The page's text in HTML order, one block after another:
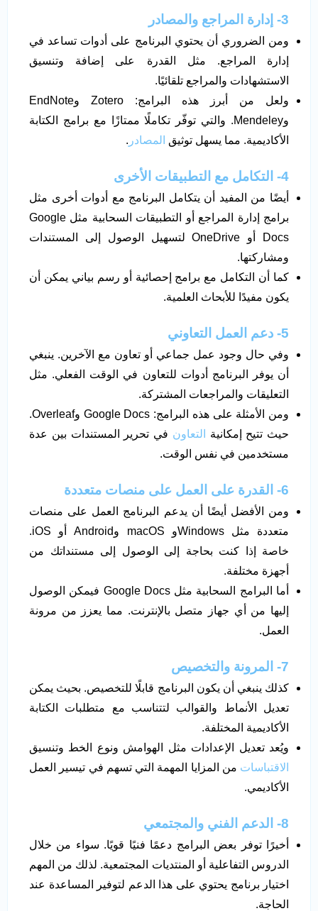
3- إدارة المراجع والمصادر
ومن الضروري أن يحتوي البرنامج على أدوات تساعد في
إدارة المراجع. مثل القدرة على إضافة وتنسيق
الاستشهادات والمراجع تلقائيًا.
ولعل من أبرز هذه البرامج: Zotero وEndNote
وMendeley. والتي توفّر تكاملًا ممتازًا مع برامج الكتابة
الأكاديمية. مما يسهل توثيق المصادر .
4- التكامل مع التطبيقات الأخرى
أيضًا من المفيد أن يتكامل البرنامج مع أدوات أخرى مثل
برامج إدارة المراجع أو التطبيقات السحابية مثل Google
Docs أو OneDrive لتسهيل الوصول إلى المستندات
ومشاركتها.
كما أن التكامل مع برامج إحصائية أو رسم بياني يمكن أن
يكون مفيدًا للأبحاث العلمية.
5- دعم العمل التعاوني
وفي حال وجود عمل جماعي أو تعاون مع الآخرين. ينبغي
أن يوفر البرنامج أدوات للتعاون في الوقت الفعلي. مثل
التعليقات والمراجعات المشتركة.
ومن الأمثلة على هذه البرامج: Google Docs وOverleaf.
حيث تتيح إمكانية
التعاون في تحرير المستندات بين عدة
مستخدمين في نفس الوقت.
6- القدرة على العمل على منصات متعددة
ومن الأفضل أيضًا أن يدعم البرنامج العمل على منصات
متعددة مثل Windowsو macOS وAndroid أو iOS.
خاصة إذا كنت بحاجة إلى الوصول إلى مستنداتك من
أجهزة مختلفة.
أما البرامج السحابية مثل Google Docs فيمكن الوصول
إليها من أي جهاز متصل بالإنترنت. مما يعزز من مرونة
العمل.
7- المرونة والتخصيص
كذلك ينبغي أن يكون البرنامج قابلًا للتخصيص. بحيث يمكن
تعديل الأنماط والقوالب لتتناسب مع متطلبات الكتابة
الأكاديمية المختلفة.
ويُعد تعديل الإعدادات مثل الهوامش ونوع الخط وتنسيق
الاقتباسات من المزايا المهمة التي تسهم في تيسير العمل
الأكاديمي.
8- الدعم الفني والمجتمعي
أخيرًا توفر بعض البرامج دعمًا فنيًا قويًا. سواء من خلال
الدروس التفاعلية أو المنتديات المجتمعية. لذلك من المهم
اختيار برنامج يحتوي على هذا الدعم لتوفير المساعدة عند
الحاجة.